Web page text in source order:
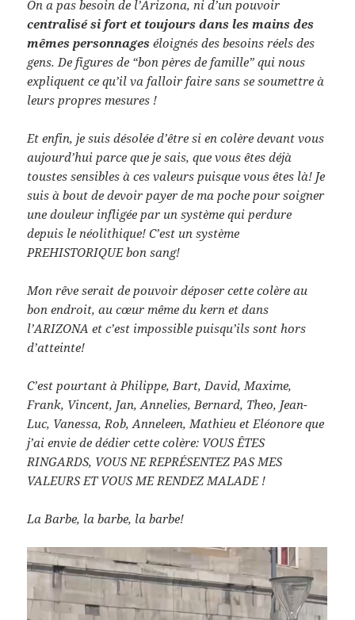
On a pas besoin de l’Arizona, ni d’un pouvoir
centralisé si fort et toujours dans les mains des
mêmes personnageséloignés des besoins réels des
gens. De figures de “bon pères de famille” qui nous
expliquent ce qu’il va falloir faire sans se soumettre à
leurs propres mesures !
Et enfin, je suis désolée d’être si en colère devant vous
aujourd’hui parce que je sais, que vous êtes déjà
toustes sensibles à ces valeurs puisque vous êtes là! Je
suis à bout de devoir payer de ma poche pour soigner
une douleur infligée par un système qui perdure
depuis le néolithique! C’est un système
PREHISTORIQUE bon sang!
Mon rêve serait de pouvoir déposer cette colère au
bon endroit, au cœur même du kern et dans
l’ARIZONA et c’est impossible puisqu’ils sont hors
d’atteinte!
C’est pourtant à Philippe, Bart, David, Maxime,
Frank, Vincent, Jan, Annelies, Bernard, Theo, Jean-
Luc, Vanessa, Rob, Anneleen, Mathieu et Eléonore que
j’ai envie de dédier cette colère: VOUS ÊTES
RINGARDS, VOUS NE REPRÉSENTEZ PAS MES
VALEURS ET VOUS ME RENDEZ MALADE !
La Barbe, la barbe, la barbe!